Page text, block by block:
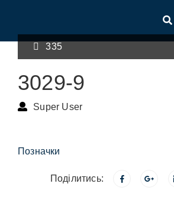
335
3029-9
Super User
Позначки
Поділитись: